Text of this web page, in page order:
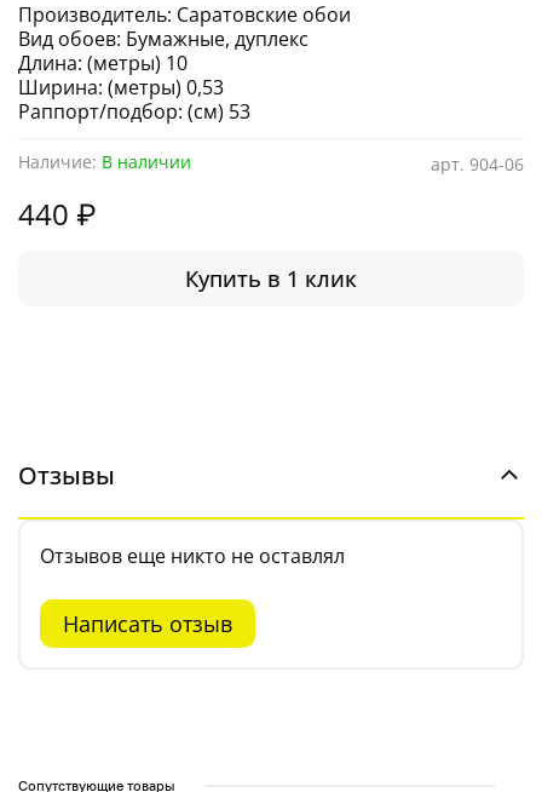
арт. 904-06
Наличие: В наличии
440 ₽
Купить в 1 клик
Производитель: Саратовские обои
Вид обоев: Бумажные, дуплекс
Длина: (метры) 10
Ширина: (метры) 0,53
Раппорт/подбор: (см) 53
Отзывы
Отзывов еще никто не оставлял
Написать отзыв
Сопутствующие товары